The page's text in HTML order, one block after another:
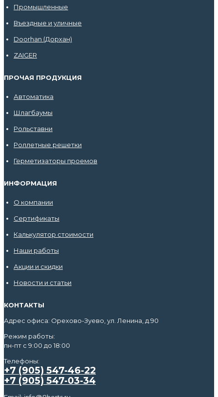
Промышленные
Въездные и уличные
Doorhan (Дорхан)
ZAIGER
ПРОЧАЯ ПРОДУКЦИЯ
Автоматика
Шлагбаумы
Рольставни
Роллетные решетки
Герметизаторы проемов
ИНФОРМАЦИЯ
О компании
Сертификаты
Калькулятор стоимости
Наши работы
Акции и скидки
Новости и статьи
КОНТАКТЫ
Адрес офиса: Орехово-Зуево, ул. Ленина, д.90
Режим работы:
пн-пт с 9:00 до 18:00
Телефоны:
+7 (905) 547-46-22
+7 (905) 547-03-34